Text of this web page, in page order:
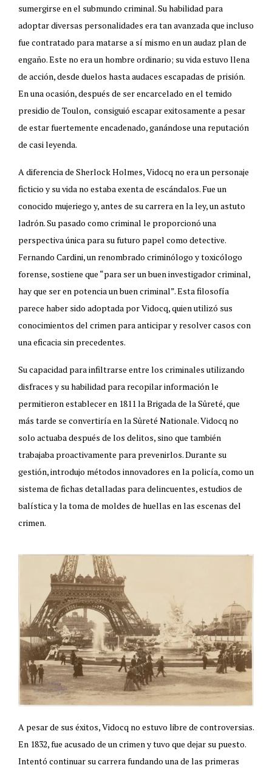
sumergirse en el submundo criminal. Su habilidad para
adoptar diversas personalidades era tan avanzada que incluso
fue contratado para matarse a sí mismo en un audaz plan de
engaño. Este no era un hombre ordinario; su vida estuvo llena
de acción, desde duelos hasta audaces escapadas de prisión.
En una ocasión, después de ser encarcelado en el temido
presidio de Toulon, consiguió escapar exitosamente a pesar
de estar fuertemente encadenado, ganándose una reputación
de casi leyenda.
A diferencia de Sherlock Holmes, Vidocq no era un personaje
ficticio y su vida no estaba exenta de escándalos. Fue un
conocido mujeriego y, antes de su carrera en la ley, un astuto
ladrón. Su pasado como criminal le proporcionó una
perspectiva única para su futuro papel como detective.
Fernando Cardini, un renombrado criminólogo y toxicólogo
forense, sostiene que “para ser un buen investigador criminal,
hay que ser en potencia un buen criminal”. Esta filosofía
parece haber sido adoptada por Vidocq, quien utilizó sus
conocimientos del crimen para anticipar y resolver casos con
una eficacia sin precedentes.
Su capacidad para infiltrarse entre los criminales utilizando
disfraces y su habilidad para recopilar información le
permitieron establecer en 1811 la Brigada de la Sûreté, que
más tarde se convertiría en la Sûreté Nationale. Vidocq no
solo actuaba después de los delitos, sino que también
trabajaba proactivamente para prevenirlos. Durante su
gestión, introdujo métodos innovadores en la policía, como un
sistema de fichas detalladas para delincuentes, estudios de
balística y la toma de moldes de huellas en las escenas del
crimen.
A pesar de sus éxitos, Vidocq no estuvo libre de controversias.
En 1832, fue acusado de un crimen y tuvo que dejar su puesto.
Intentó continuar su carrera fundando una de las primeras